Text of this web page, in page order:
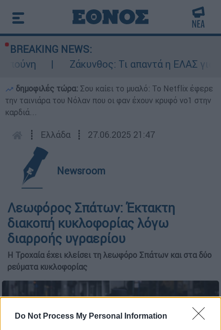
Do Not Process My Personal Information
BREAKING NEWS:
Ζάκυνθος: Τι απαντά η ΕΛΑΣ για
δημοφιλές τώρα: Σου καίει το μυαλό: Το Netflix έφερε
την ταινιάρα του Νόλαν που οι φαν έχουν κρυφό νο1 στην
καρδιά...
┋ Ελλάδα ┋ 27.06.2025 21:47
Newsroom
Λεωφόρος Σπάτων: Έκτακτη
διακοπή κυκλοφορίας λόγω
διαρροής υγραερίου
Η Τροχαία έχει κλείσει τη λεωφόρο Σπάτων και στα δύο
ρεύματα κυκλοφορίας